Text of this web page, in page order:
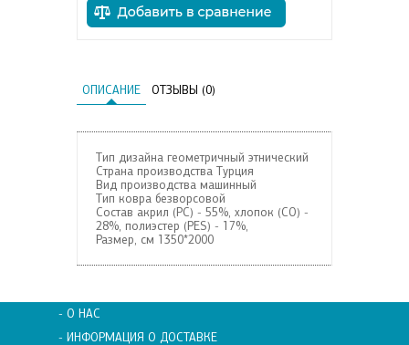
ОПИСАНИЕ ОТЗЫВЫ (0)
Тип дизайна геометричный этнический
Страна производства Турция
Вид производства машинный
Тип ковра безворсовой
Состав акрил (PC) - 55%, хлопок (CO) -
28%, полиэстер (PES) - 17%,
Размер, см 1350*2000
- О НАС
- ИНФОРМАЦИЯ О ДОСТАВКЕ